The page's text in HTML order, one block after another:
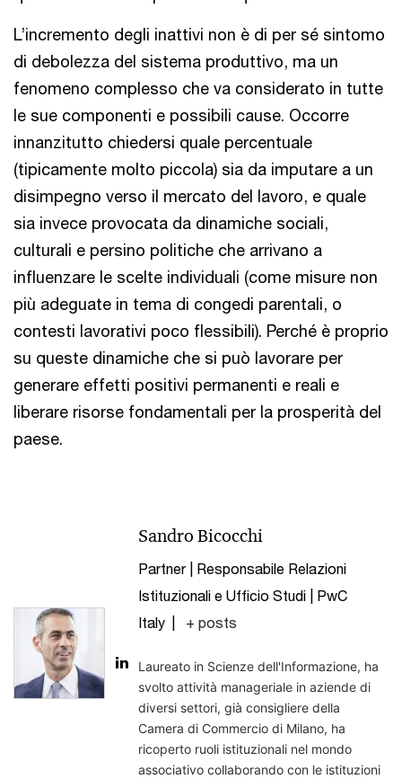
L’incremento degli inattivi non è di per sé sintomo
di debolezza del sistema produttivo, ma un
fenomeno complesso che va considerato in tutte
le sue componenti e possibili cause. Occorre
innanzitutto chiedersi quale percentuale
(tipicamente molto piccola) sia da imputare a un
disimpegno verso il mercato del lavoro, e quale
sia invece provocata da dinamiche sociali,
culturali e persino politiche che arrivano a
influenzare le scelte individuali (come misure non
più adeguate in tema di congedi parentali, o
contesti lavorativi poco flessibili). Perché è proprio
su queste dinamiche che si può lavorare per
generare effetti positivi permanenti e reali e
liberare risorse fondamentali per la prosperità del
paese.
Sandro Bicocchi
Partner | Responsabile Relazioni
Istituzionali e Ufficio Studi | PwC
Italy
+ posts
Laureato in Scienze dell'Informazione, ha
svolto attività manageriale in aziende di
diversi settori, già consigliere della
Camera di Commercio di Milano, ha
ricoperto ruoli istituzionali nel mondo
associativo collaborando con le istituzioni